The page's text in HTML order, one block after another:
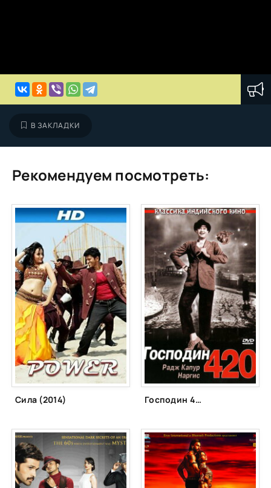
В ЗАКЛАДКИ
Рекомендуем посмотреть:
Сила (2014) Господин 420 (1955)